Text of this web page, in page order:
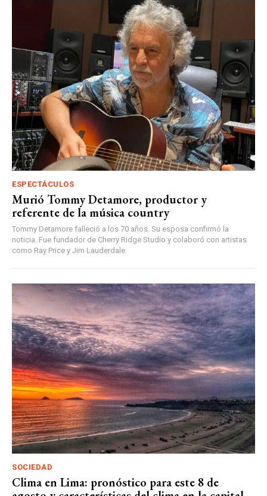
ESPECTÁCULOS
Murió Tommy Detamore, productor y
referente de la música country
Tommy Detamore falleció a los 70 años. Su esposa confirmó la
noticia. Fue fundador de Cherry Ridge Studio y colaboró con artistas
como Ray Price y Jim Lauderdale.
SOCIEDAD
Clima en Lima: pronóstico para este 8 de